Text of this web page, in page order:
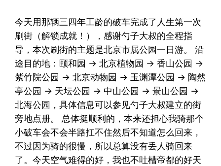
今天用那辆三四年工龄的破车完成了人生第一次
刷街（解锁成就！），感谢勺子大叔的全程指
导，本次刷街的主题是北京市属公园一日游。 沿
途目的地：颐和园 -> 北京植物园 -> 香山公园 ->
紫竹院公园 -> 北京动物园 -> 玉渊潭公园 -> 陶然
亭公园 -> 天坛公园 -> 中山公园 -> 景山公园 ->
北海公园，具体信息可以参见勺子大叔建立的街
旁地点册。 总体挺顺利的，本来还担心我骑那个
小破车会不会半路扛不住然后不知道怎么回来，
不过因为骑的很慢，所以总算没有丢人骑回来
了。今天空气难得的好，我也不吐槽帝都的好天